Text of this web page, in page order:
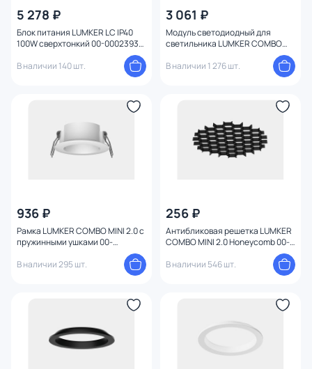
5 278 ₽
Блок питания LUMKER LC IP40
100W сверхтонкий 00-00023930
В наличии 140 шт.
3 061 ₽
Модуль светодиодный для
светильника LUMKER COMBO
MINI 2.0 4000K 10W 00-00036525
белый
В наличии 1 276 шт.
936 ₽
Рамка LUMKER COMBO MINI 2.0 с
пружинными ушками 00-
В наличии 295 шт.
256 ₽
Антибликовая решетка LUMKER
COMBO MINI 2.0 Honeycomb 00-
В наличии 546 шт.